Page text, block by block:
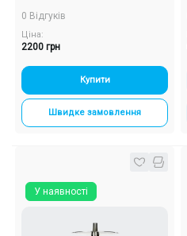
0 Відгуків
Ціна:
2200 грн
Купити
Швидке замовлення
У наявності